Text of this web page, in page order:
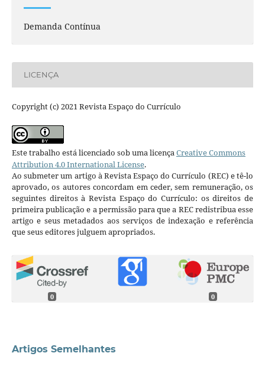
Demanda Contínua
LICENÇA
Copyright (c) 2021 Revista Espaço do Currículo
Este trabalho está licenciado sob uma licençaCreative Commons
Attribution 4.0 International License.
Ao submeter um artigo à Revista Espaço do Currículo (REC) e tê-lo
aprovado, os autores concordam em ceder, sem remuneração, os
seguintes direitos à Revista Espaço do Currículo: os direitos de
primeira publicação e a permissão para que a REC redistribua esse
artigo e seus metadados aos serviços de indexação e referência
que seus editores julguem apropriados.
0 0
Artigos Semelhantes